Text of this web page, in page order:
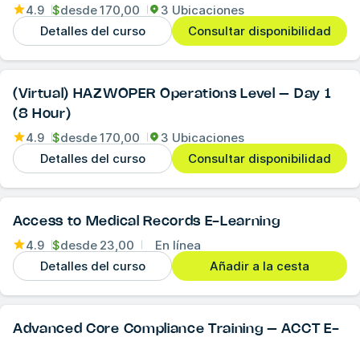
4.9 $desde170,00
3 Ubicaciones
Detalles del curso
Consultar disponibilidad
(Virtual) HAZWOPER Operations Level – Day 1
(8 Hour)
4.9 $desde170,00
3 Ubicaciones
Detalles del curso
Consultar disponibilidad
Access to Medical Records E-Learning
4.9 $desde 23,00
En línea
Detalles del curso
Añadir a la cesta
Advanced Core Compliance Training – ACCT E-